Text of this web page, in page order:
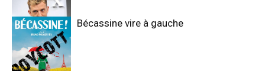
Non classé Bécassine vire à gauche